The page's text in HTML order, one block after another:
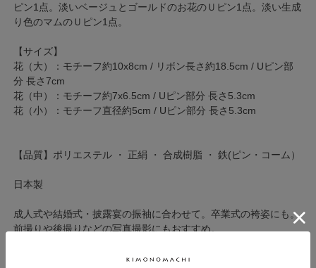
ピン1点。淡いベージュとゴールドのお花のＵピン1点。淡い生成
り色のマムのＵピン1点。
【サイズ】
花（大）：モチーフ約10x8cm / リボン長さ約18.5cm / Uピン部
分 長さ7cm
花（中）：モチーフ約7x6.5cm / Uピン部分 長さ5.3cm
花（小）：モチーフ直径約5cm / Uピン部分 長さ5.3cm
【品質】ポリエステル ・ 正絹 ・ 合成樹脂 ・ 鉄(ピン・コーム）
日本製
成人式や結婚式・披露宴の振袖に合わせて。卒業式の袴姿にも。
前撮りや後撮りなどの写真撮影にもおすすめ。